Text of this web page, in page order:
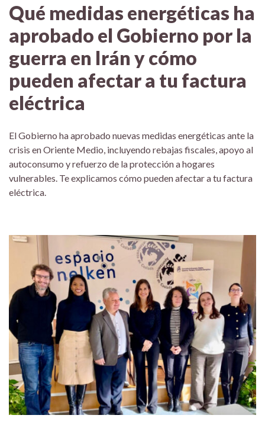
Qué medidas energéticas ha
aprobado el Gobierno por la
guerra en Irán y cómo
pueden afectar a tu factura
eléctrica
El Gobierno ha aprobado nuevas medidas energéticas ante la
crisis en Oriente Medio, incluyendo rebajas fiscales, apoyo al
autoconsumo y refuerzo de la protección a hogares
vulnerables. Te explicamos cómo pueden afectar a tu factura
eléctrica.